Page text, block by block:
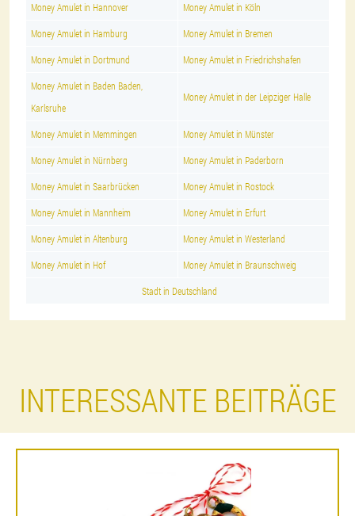
Money Amulet in Hannover Money Amulet in Köln
Money Amulet in Hamburg Money Amulet in Bremen
Money Amulet in Dortmund Money Amulet in Friedrichshafen
Money Amulet in Baden Baden,
Karlsruhe
Money Amulet in der Leipziger Halle
Money Amulet in Memmingen Money Amulet in Münster
Money Amulet in Nürnberg Money Amulet in Paderborn
Money Amulet in Saarbrücken Money Amulet in Rostock
Money Amulet in Mannheim Money Amulet in Erfurt
Money Amulet in Altenburg Money Amulet in Westerland
Money Amulet in Hof Money Amulet in Braunschweig
Stadt in Deutschland
INTERESSANTE BEITRÄGE